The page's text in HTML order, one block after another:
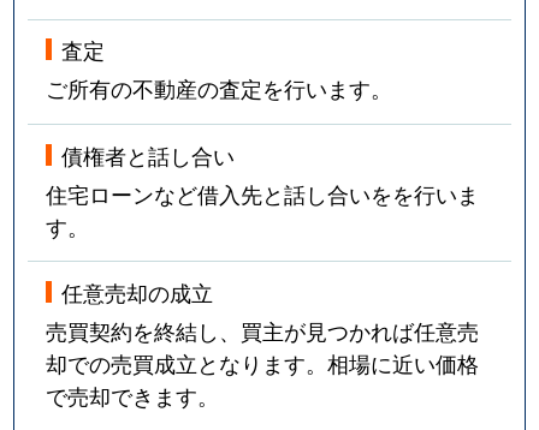
査定
ご所有の不動産の査定を行います。
債権者と話し合い
住宅ローンなど借入先と話し合いをを行いま
す。
任意売却の成立
売買契約を終結し、買主が見つかれば任意売
却での売買成立となります。相場に近い価格
で売却できます。